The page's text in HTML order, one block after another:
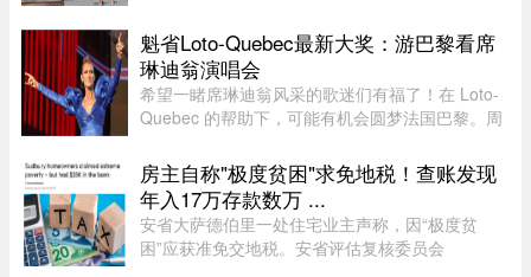
Street East 上空的这些色彩斑斓的小球早已成为该
街区乃至这座城市的象征 ...
魁省Loto-Quebec最新大奖：游巴黎看席
琳迪翁演唱会
希望一睹席琳迪翁风采的歌迷们有福了！在 Loto-
Quebec 的帮助下，可能有机会圆梦法国巴黎。周
Experience”抽奖活动，将抽出两位幸运歌迷（每
人可携一名同伴），邀他们亲临现 ...
房主自称"极度贫困"求免地税！查账发现
年入17万存款数万 ...
安省大萨德伯里一处住宅业主声称，因“极度贫
困”应获准免交地税。安省评估复核委员会